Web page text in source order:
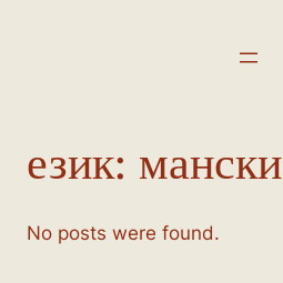
език: мански
No posts were found.